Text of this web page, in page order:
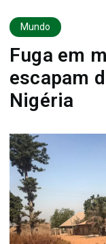
Mundo
Fuga em
escapam
Nigéria